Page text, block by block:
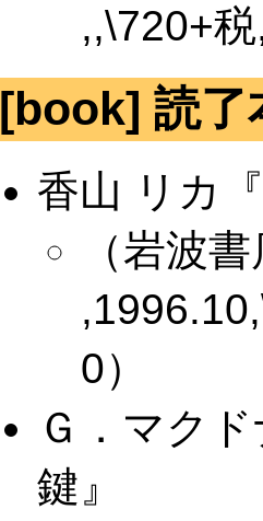
,,\720+
[book] 読
香山 リカ
（岩波
0）
Ｇ．マク
鍵』